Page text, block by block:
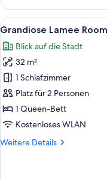
Zimmer
im
TOPAZZ
Alle
Fotos
für
Grandiose
Lamee
Room
/
Zimmer
8
Grandiose Lamee
Blick auf die Stadt
32 m²
1 Schlafzimmer
Platz für 2 Personen
1 Queen-Bett
Kostenloses WLAN
Weitere Details
Weitere